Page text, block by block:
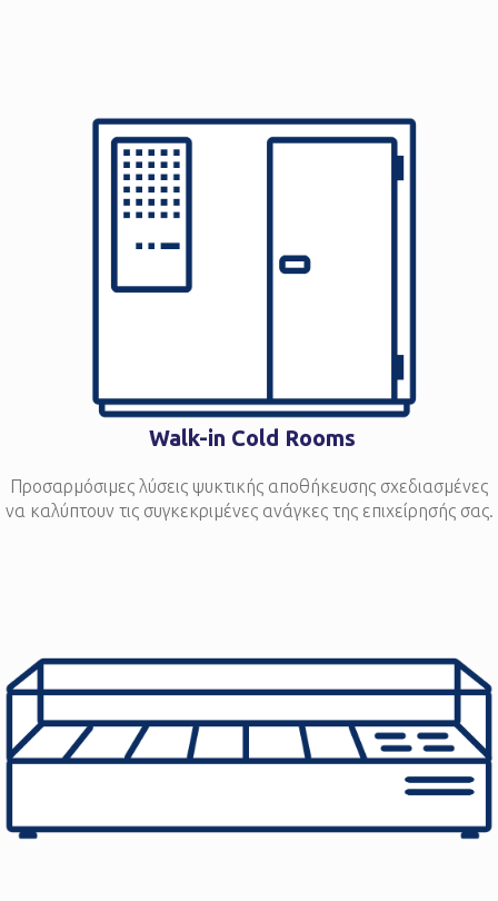
Walk-in Cold Rooms
Προσαρμόσιμες λύσεις ψυκτικής αποθήκευσης σχεδιασμένες
να καλύπτουν τις συγκεκριμένες ανάγκες της επιχείρησής σας.